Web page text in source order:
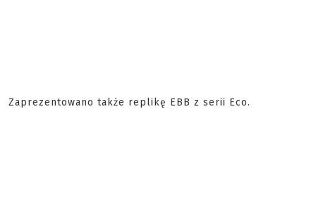
Zaprezentowano także replikę EBB z serii Eco.